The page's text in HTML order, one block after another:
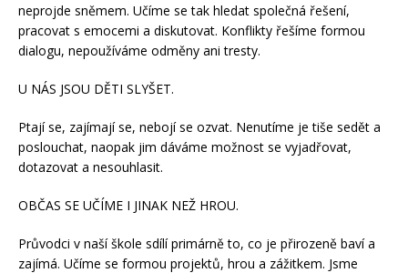
neprojde sněmem. Učíme se tak hledat společná řešení,
pracovat s emocemi a diskutovat. Konflikty řešíme formou
dialogu, nepoužíváme odměny ani tresty.
U NÁS JSOU DĚTI SLYŠET.
Ptají se, zajímají se, nebojí se ozvat. Nenutíme je tiše sedět a
poslouchat, naopak jim dáváme možnost se vyjadřovat,
dotazovat a nesouhlasit.
OBČAS SE UČÍME I JINAK NEŽ HROU.
Průvodci v naší škole sdílí primárně to, co je přirozeně baví a
zajímá. Učíme se formou projektů, hrou a zážitkem. Jsme